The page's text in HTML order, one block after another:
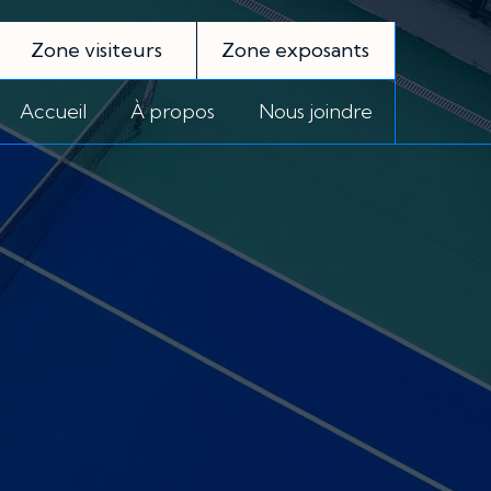
Zone visiteurs Zone exposants
Accueil À propos Nous joindre